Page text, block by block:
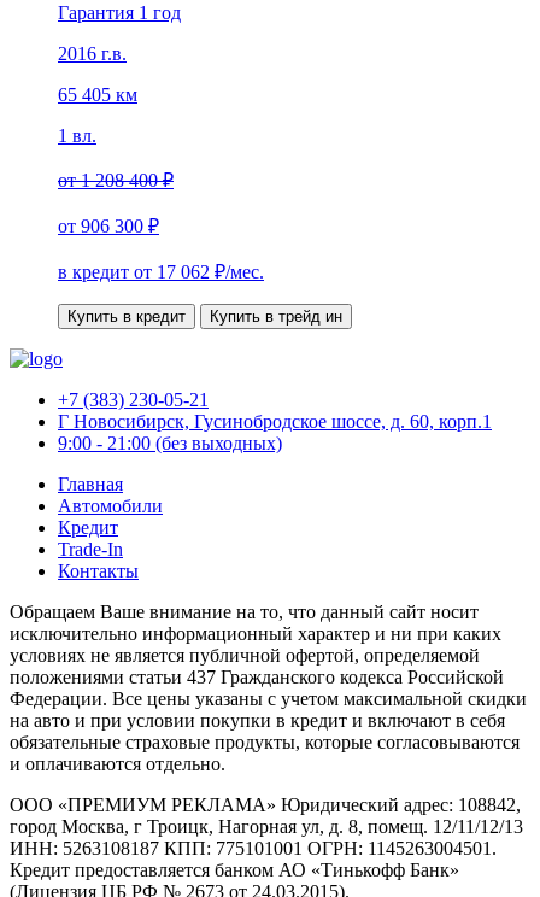
Гарантия 1 год
2016 г.в.
65 405 км
1 вл.
от1 208 400 ₽
от 906 300 ₽
в кредит от 17 062 ₽/мес.
Купить в кредит Купить в трейд ин
+7 (383) 230-05-21
Г Новосибирск, Гусинобродское шоссе, д. 60, корп.1
9:00 - 21:00 (без выходных)
Главная
Автомобили
Кредит
Trade-In
Контакты
Обращаем Ваше внимание на то, что данный сайт носит
исключительно информационный характер и ни при каких
условиях не является публичной офертой, определяемой
положениями статьи 437 Гражданского кодекса Российской
Федерации. Все цены указаны с учетом максимальной скидки
на авто и при условии покупки в кредит и включают в себя
обязательные страховые продукты, которые согласовываются
и оплачиваются отдельно.
ООО «ПРЕМИУМ РЕКЛАМА» Юридический адрес: 108842,
город Москва, г Троицк, Нагорная ул, д. 8, помещ. 12/11/12/13
ИНН: 5263108187 КПП: 775101001 ОГРН: 1145263004501.
Кредит предоставляется банком АО «Тинькофф Банк»
(Лицензия ЦБ РФ № 2673 от 24.03.2015).